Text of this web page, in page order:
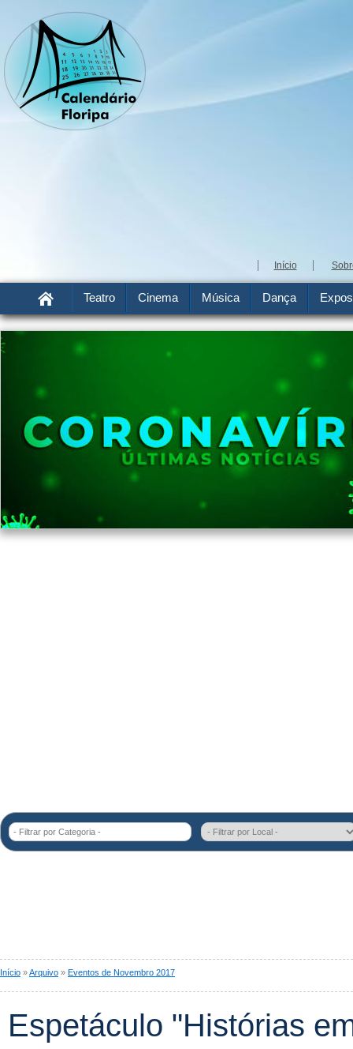
Início
Teatro Cinema Música Dança
- Filtrar por Categoria -
Início »Arquivo » Eventos de Novembro 2017
Espetáculo "Histórias